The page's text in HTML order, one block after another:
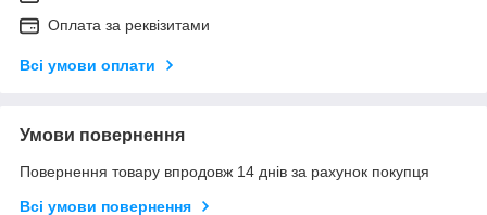
Оплата за реквізитами
Всі умови оплати
Умови повернення
Повернення товару впродовж 14 днів за рахунок покупця
Всі умови повернення